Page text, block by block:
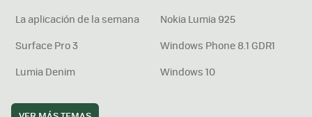
La aplicación de la semana
Nokia Lumia 925
Surface Pro 3
Windows Phone 8.1 GDR1
Lumia Denim
Windows 10